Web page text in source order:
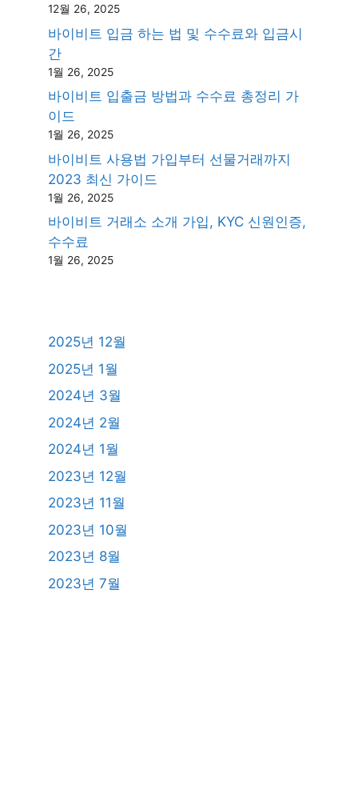
12월 26, 2025
바이비트 입금 하는 법 및 수수료와 입금시
간
1월 26, 2025
바이비트 입출금 방법과 수수료 총정리 가
이드
1월 26, 2025
바이비트 사용법 가입부터 선물거래까지
2023 최신 가이드
1월 26, 2025
바이비트 거래소 소개 가입, KYC 신원인증,
수수료
1월 26, 2025
2025년 12월
2025년 1월
2024년 3월
2024년 2월
2024년 1월
2023년 12월
2023년 11월
2023년 10월
2023년 8월
2023년 7월